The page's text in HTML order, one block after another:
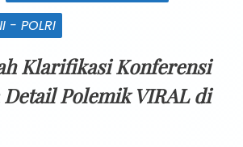
- POLRI
Klarifikasi Konferensi
Detail Polemik VIRAL di